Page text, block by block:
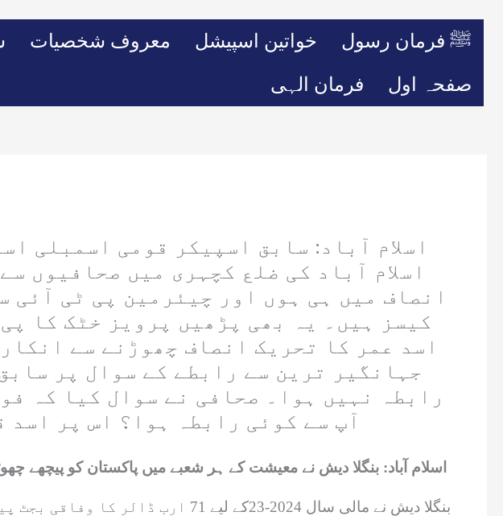
معروف شخصیات خواتین اسپیشل ﷺ فرمان رسول
فرمان الہی صفحہ اول
اسلام آباد: سابق اسپیکر قومی اسمبلی
اسلام آباد کی ضلع کچہری میں صحافیوں
انصاف میں ہی ہوں اور چیئرمین پی ٹی آئی
کیسز ہیں۔ یہ بھی پڑھیں پرویز خٹک کا
اسد عمر کا تحریک انصاف چھوڑنے سے
جہانگیر ترین سے رابطے کے سوال پر
رابطہ نہیں ہوا۔ صحافی نے سوال کیا کہ
آپ سے کوئی رابطہ ہوا؟ اس پر